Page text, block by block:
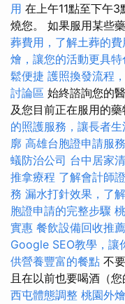
用 在上午11點至下午
燒您。 如果服用某些
葬費用，了解土葬的
燴，讓您的活動更具特
鬆便捷 護照換發流程
討論區 始終諮詢您的
及您目前正在服用的藥
的照護服務，讓長者
廓 高雄台胞證申請服
蟻防治公司 台中居家
推拿療程 了解會計師
務 漏水打針效果，了
胞證申請的完整步驟
實惠 餐飲設備回收推
Google SEO教學，讓
供營養豐富的餐點 不
且在以前也要喝酒（
西屯體態調整 桃園外